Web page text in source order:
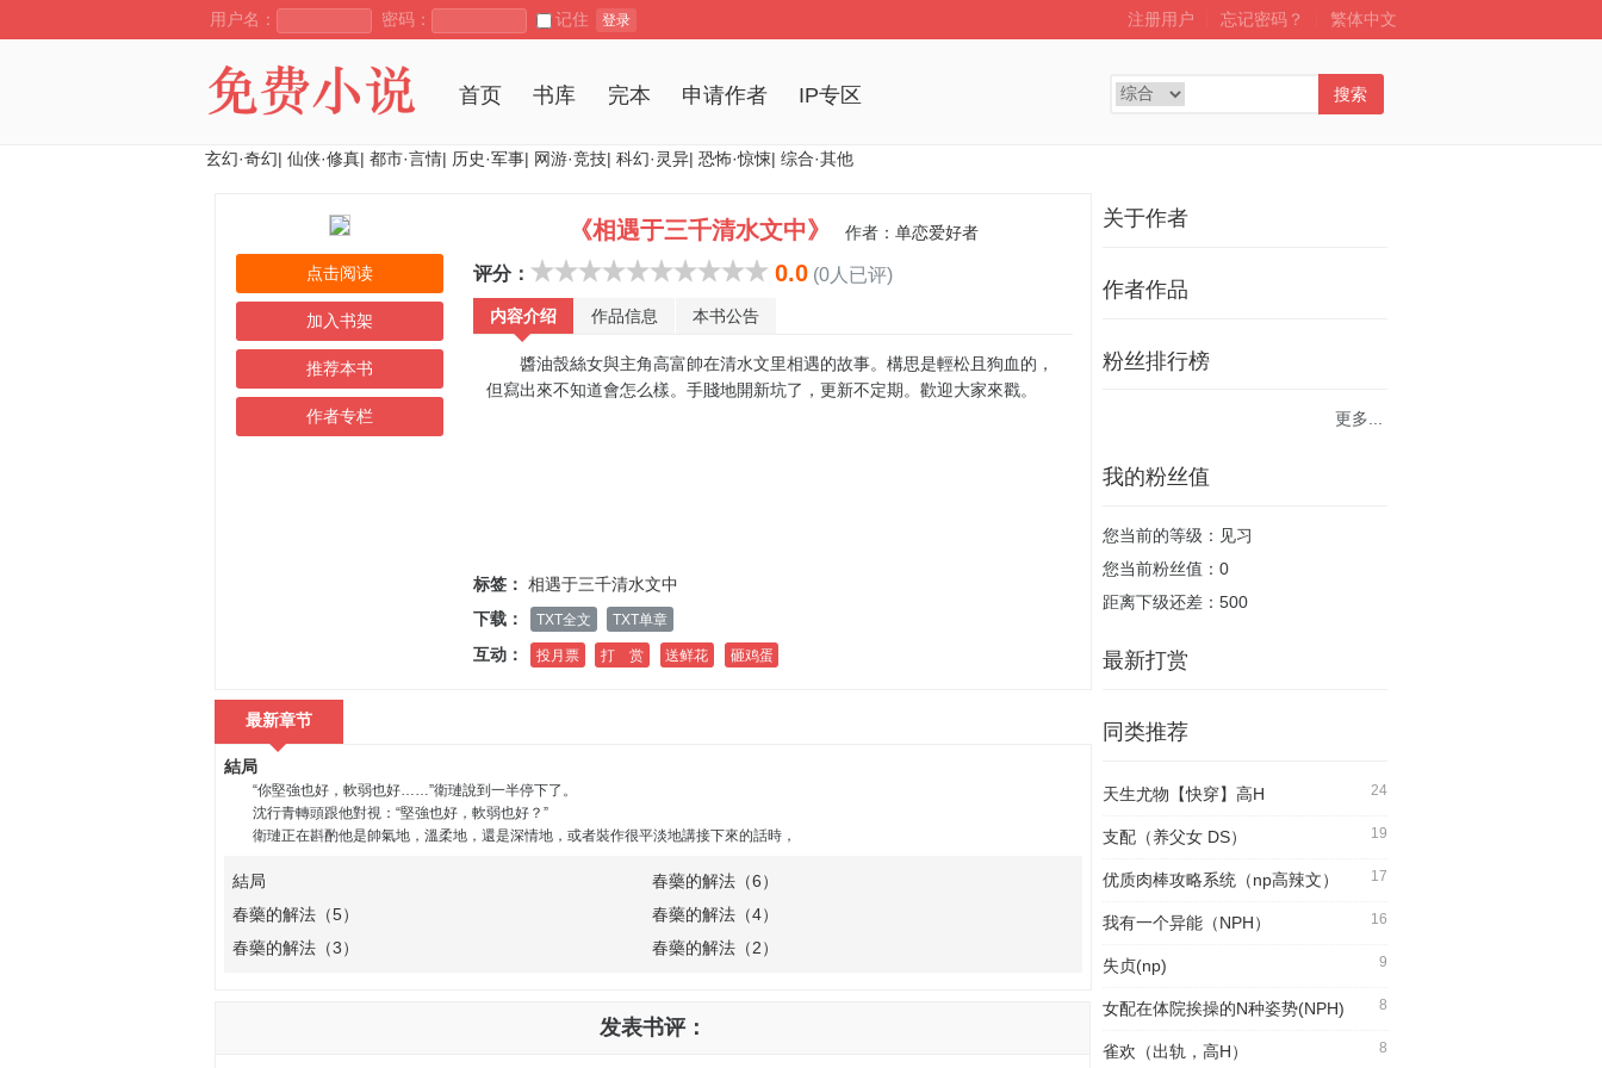
用户名： 密码： 记住 登录 注册用户 忘记密码？ 繁体中文
首页 书库 完本 申请作者 IP专区 搜索
玄幻·奇幻| 仙侠·修真| 都市·言情| 历史·军事| 网游·竞技| 科幻·灵异| 恐怖·惊悚| 综合·其他
点击阅读
加入书架
推荐本书
作者专栏
《相遇于三千清水文中》 作者： 单恋爱好者
评分： 0.0 (0人已评)
内容介绍 作品信息 本书公告
醬油嗀絲女與主角高富帥在清水文里相遇的故事。構思是輕松且狗血的，
但寫出來不知道會怎么樣。手賤地開新坑了，更新不定期。歡迎大家來戳。
标签： 相遇于三千清水文中
下载：
TXT全文 TXT单章
互动： 投月票 打 赏 送鲜花 砸鸡蛋
最新章节
結局
“你堅強也好，軟弱也好……”衛璉說到一半停下了。
沈行青轉頭跟他對視：“堅強也好，軟弱也好？”
衛璉正在斟酌他是帥氣地，溫柔地，還是深情地，或者裝作很平淡地講接下來的話時，
結局
春藥的解法（6）
春藥的解法（5）
春藥的解法（4）
春藥的解法（3）
春藥的解法（2）
发表书评：
关于作者
作者作品
粉丝排行榜
更多...
我的粉丝值
您当前的等级：见习
您当前粉丝值：0
距离下级还差：500
最新打赏
同类推荐
24
天生尤物【快穿】高H
19
支配（养父女 DS）
17
优质肉棒攻略系统（np高辣文）
16
我有一个异能（NPH）
9
失贞(np)
8
女配在体院挨操的N种姿势(NPH)
8
雀欢（出轨，高H）